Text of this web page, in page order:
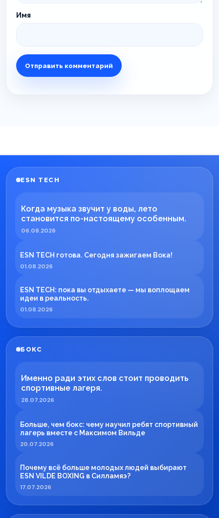
Имя
ESN TECH
Когда музыка звучит у воды, лето
становится по-настоящему особенным.
06.08.2026
ESN TECH готова. Сегодня зажигаем Вока!
01.08.2026
ESN TECH: пока вы отдыхаете — мы воплощаем
идеи в реальность.
01.08.2026
БОКС
Именно ради этих слов стоит проводить
спортивные лагеря.
28.07.2026
Больше, чем бокс: чему научил ребят спортивный
лагерь вместе с Максимом Вильде
20.07.2026
Почему всё больше молодых людей выбирают
ESN VILDE BOXING в Силламяэ?
17.07.2026